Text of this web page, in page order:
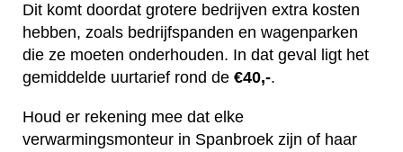
Dit komt doordat grotere bedrijven extra kosten
hebben, zoals bedrijfspanden en wagenparken
die ze moeten onderhouden. In dat geval ligt het
gemiddelde uurtarief rond de €40,-.
Houd er rekening mee dat elke
verwarmingsmonteur in Spanbroek zijn of haar